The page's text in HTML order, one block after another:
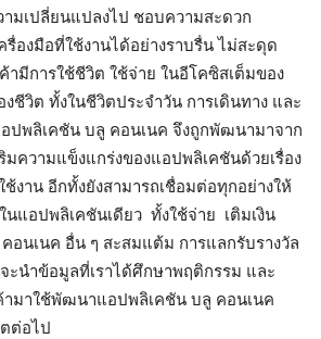
มเปลี่ยนแปลงไป ชอบความสะดวก
รื่องมือที่ใช้งานได้อย่างราบรื่น ไม่สะดุด
ามีการใช้ชีวิต ใช้จ่าย ในอีโคซิสเต็มของ
ชีวิต ทั้งในชีวิตประจำวัน การเดินทาง และ
อปพลิเคชัน บลู คอนเนค จึงถูกพัฒนามาจาก
มความแข็งแกร่งของแอปพลิเคชันด้วยเรื่อง
งาน อีกทั้งยังสามารถเชื่อมต่อทุกอย่างให้
แอปพลิเคชันเดียว ทั้งใช้จ่าย เติมเงิน
อนเนค อื่น ๆ สะสมแต้ม การแลกรับรางวัล
ะนำข้อมูลที่เราได้ศึกษาพฤติกรรม และ
ามาใช้พัฒนาแอปพลิเคชัน บลู คอนเนค
ต่อไป